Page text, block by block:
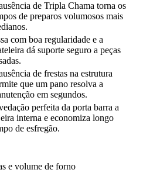
de Tripla Chama torna os
de preparos volumosos mais
com boa regularidade e a
dá suporte seguro a peças
de frestas na estrutura
que um pano resolva a
em segundos.
perfeita da porta barra a
interna e economiza longo
de esfregão.
e volume de forno